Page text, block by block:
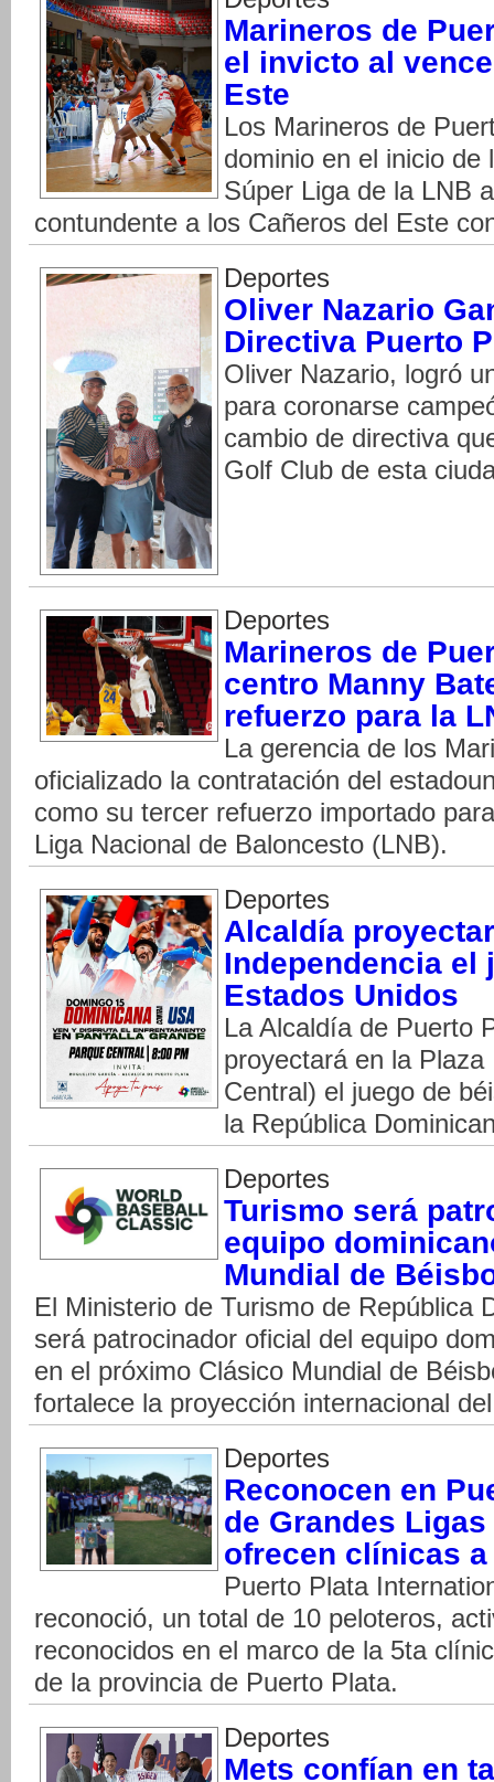
Marineros de
el invicto al
Este
Los Marineros de
dominio en el inicio de
Súper Liga de la LNB
contundente a los Cañeros del Este
Deportes
Oliver Nazario
Directiva Puerto
Oliver Nazario, logró
para coronarse
cambio de directiva
Golf Club de esta
Deportes
Marineros de
centro Manny
refuerzo para la
La gerencia de los
oficializado la contratación del
como su tercer refuerzo importado
Liga Nacional de Baloncesto (LNB).
Deportes
Alcaldía
Independencia el
Estados Unidos
La Alcaldía de Puerto
proyectará en la
Central) el juego de
la República
Deportes
Turismo será
equipo
Mundial de
El Ministerio de Turismo de República
será patrocinador oficial del equipo
en el próximo Clásico Mundial de
fortalece la proyección internacional
Deportes
Reconocen en
de Grandes
ofrecen clínicas
Puerto Plata
reconoció, un total de 10 peloteros,
reconocidos en el marco de la 5ta
de la provincia de Puerto Plata.
Deportes
Mets confían en